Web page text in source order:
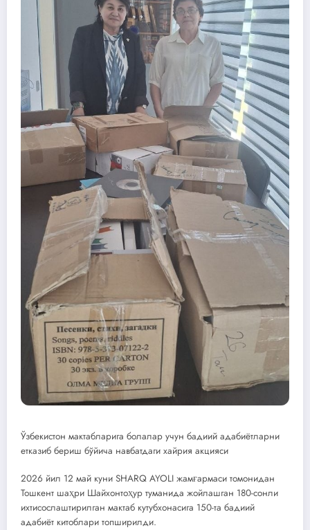
Ўзбекистон мактабларига болалар учун бадиий адабиётларни
етказиб бериш бўйича навбатдаги хайрия акцияси
2026 йил 12 май куни SHARQ AYOLI жамғармаси томонидан
Тошкент шаҳри Шайхонтоҳур туманида жойлашган 180-сонли
ихтисослаштирилган мактаб кутубхонасига 150-та бадиий
адабиёт китоблари топширилди.